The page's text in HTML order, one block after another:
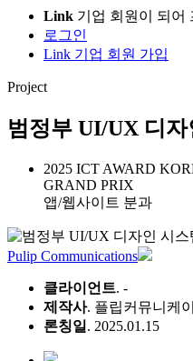
Link 기업 회원이 되어
로그인
Link 기업 회원 가입
Project
범정부 UI/UX 디
2025 ICT AWARD
GRAND PRIX
앱/웹사이트 분과
Pulip Communications
클라이언트. -
제작사. 플립커뮤니케
론칭일 . 2025.01.15